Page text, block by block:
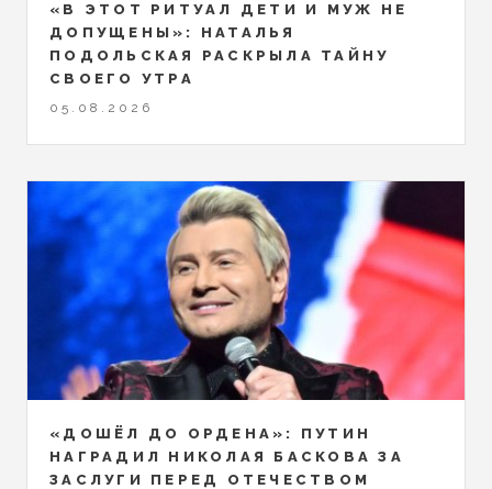
«В ЭТОТ РИТУАЛ ДЕТИ И МУЖ НЕ
ДОПУЩЕНЫ»: НАТАЛЬЯ
ПОДОЛЬСКАЯ РАСКРЫЛА ТАЙНУ
СВОЕГО УТРА
05.08.2026
«ДОШЁЛ ДО ОРДЕНА»: ПУТИН
НАГРАДИЛ НИКОЛАЯ БАСКОВА ЗА
ЗАСЛУГИ ПЕРЕД ОТЕЧЕСТВОМ